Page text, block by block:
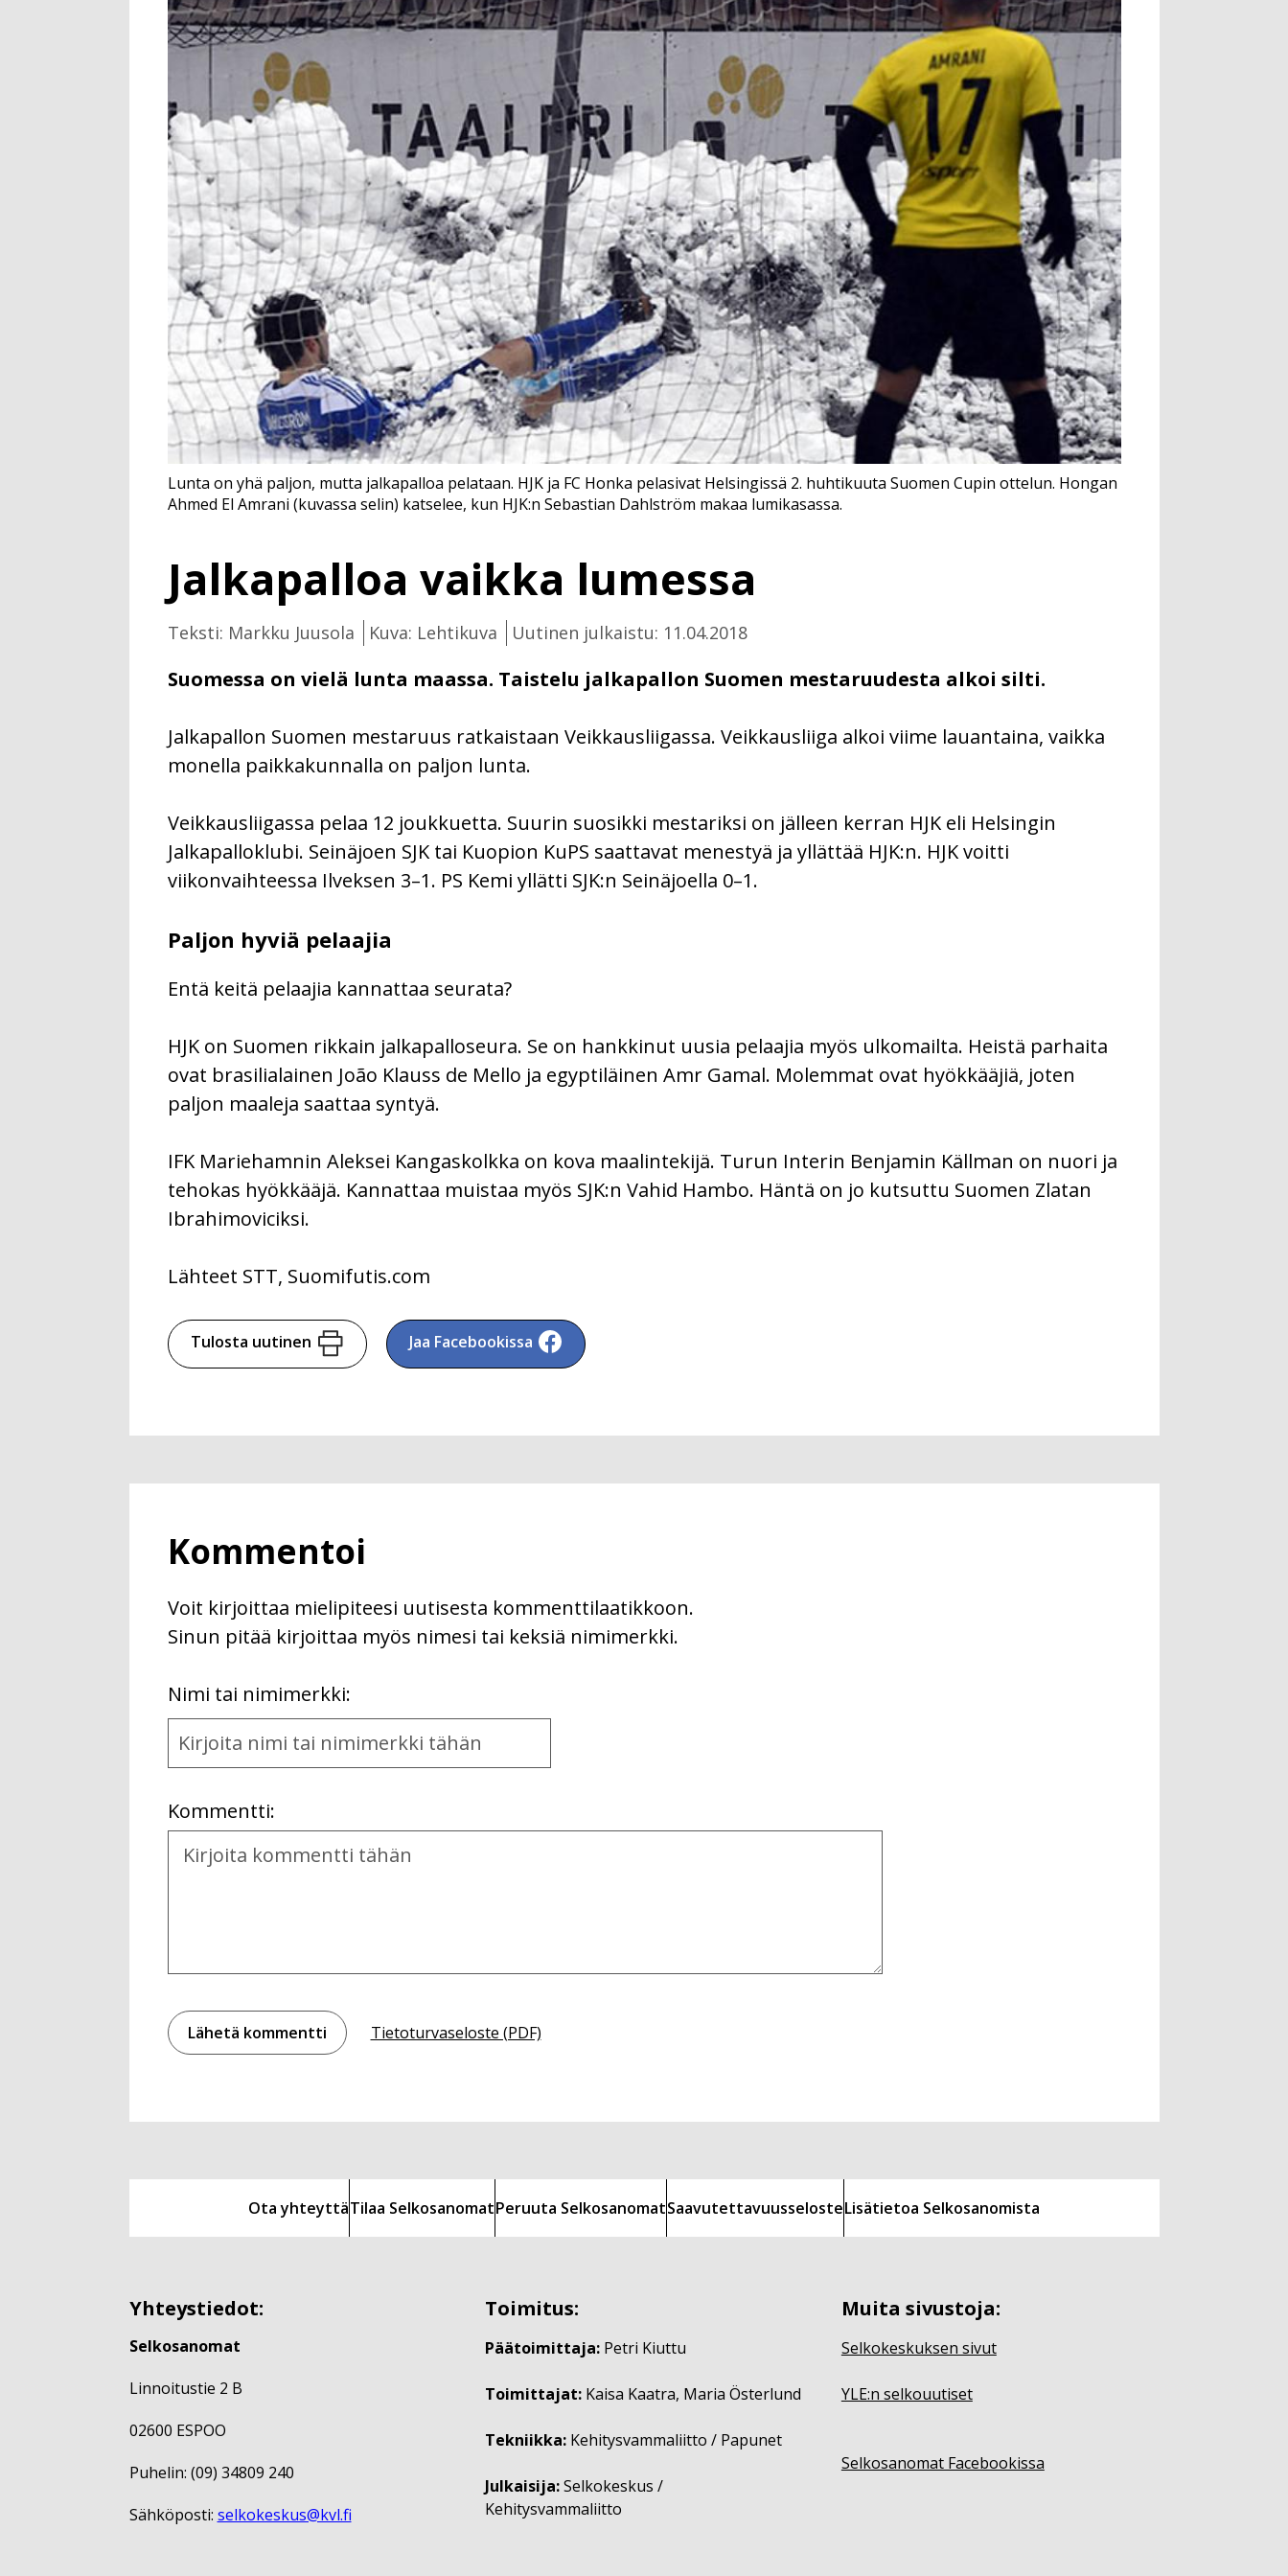
Jalkapalloa vaikka lumessa
Teksti: Markku Juusola Kuva: Lehtikuva Uutinen julkaistu: 11.04.2018
Suomessa on vielä lunta maassa. Taistelu jalkapallon Suomen mestaruudesta alkoi silti.
Lunta on yhä paljon, mutta jalkapalloa pelataan. HJK ja FC Honka pelasivat Helsingissä 2. huhtikuuta Suomen Cupin ottelun. Hongan
Ahmed El Amrani (kuvassa selin) katselee, kun HJK:n Sebastian Dahlström makaa lumikasassa.
Jalkapallon Suomen mestaruus ratkaistaan Veikkausliigassa. Veikkausliiga alkoi viime lauantaina, vaikka
monella paikkakunnalla on paljon lunta.
Veikkausliigassa pelaa 12 joukkuetta. Suurin suosikki mestariksi on jälleen kerran HJK eli Helsingin
Jalkapalloklubi. Seinäjoen SJK tai Kuopion KuPS saattavat menestyä ja yllättää HJK:n. HJK voitti
viikonvaihteessa Ilveksen 3–1. PS Kemi yllätti SJK:n Seinäjoella 0–1.
Paljon hyviä pelaajia
Entä keitä pelaajia kannattaa seurata?
HJK on Suomen rikkain jalkapalloseura. Se on hankkinut uusia pelaajia myös ulkomailta. Heistä parhaita
ovat brasilialainen João Klauss de Mello ja egyptiläinen Amr Gamal. Molemmat ovat hyökkääjiä, joten
paljon maaleja saattaa syntyä.
IFK Mariehamnin Aleksei Kangaskolkka on kova maalintekijä. Turun Interin Benjamin Källman on nuori ja
tehokas hyökkääjä. Kannattaa muistaa myös SJK:n Vahid Hambo. Häntä on jo kutsuttu Suomen Zlatan
Ibrahimoviciksi.
Lähteet STT, Suomifutis.com
Tulosta uutinen Jaa Facebookissa
Kommentoi
Voit kirjoittaa mielipiteesi uutisesta kommenttilaatikkoon.
Sinun pitää kirjoittaa myös nimesi tai keksiä nimimerkki.
Nimi tai nimimerkki:First
Name
and
Kommentti:
Kommentti
Tietoturvaseloste (PDF)
Ota yhteyttäTilaa SelkosanomatPeruuta SelkosanomatSaavutettavuusselosteLisätietoa Selkosanomista
Yhteystiedot:
Selkosanomat
Linnoitustie 2 B
02600 ESPOO
Puhelin: (09) 34809 240
Sähköposti: selkokeskus@kvl.fi
Toimitus:
Päätoimittaja: Petri Kiuttu
Toimittajat: Kaisa Kaatra, Maria Österlund
Tekniikka: Kehitysvammaliitto / Papunet
Julkaisija:Selkokeskus /
Kehitysvammaliitto
Muita sivustoja:
Selkokeskuksen sivut
YLE:n selkouutiset
Selkosanomat Facebookissa